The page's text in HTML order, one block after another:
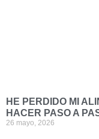
HE PERDIDO MI
HACER PASO A
26 mayo, 2026